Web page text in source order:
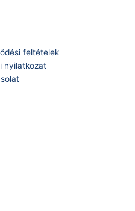
feltételek
nyilatkozat